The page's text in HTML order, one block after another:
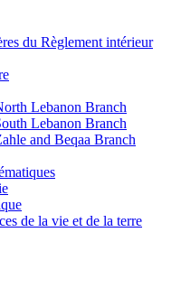
du Règlement intérieur
Lebanon Branch
Lebanon Branch
and Beqaa Branch
de la vie et de la terre